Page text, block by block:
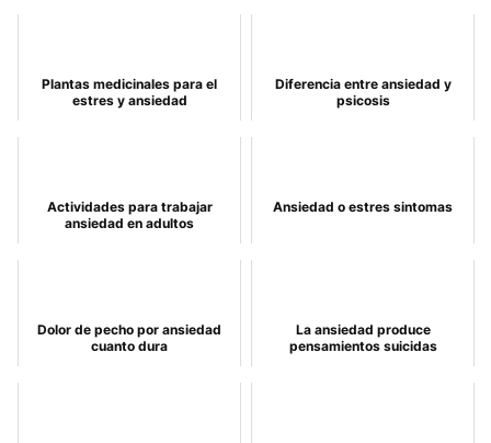
Plantas medicinales para el
estres y ansiedad
Diferencia entre ansiedad y
psicosis
Actividades para trabajar
ansiedad en adultos
Ansiedad o estres sintomas
Dolor de pecho por ansiedad
cuanto dura
La ansiedad produce
pensamientos suicidas